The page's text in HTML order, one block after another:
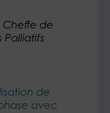
Cheffe de
Palliatifs
de
avec